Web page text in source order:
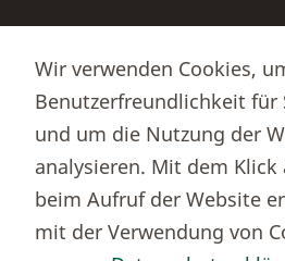
Börsenportal Yourmoney
Thurgauer Kantonalbank
Bankenclearingnr.
784
Wir verwenden Cookies,
Benutzerfreundlichkeit für
und um die Nutzung der
analysieren. Mit dem
beim Aufruf der Website
mit der Verwendung von